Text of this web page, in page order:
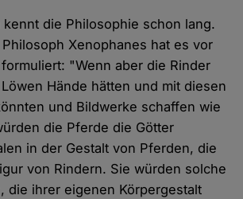
kennt die Philosophie schon lang.
Xenophanes hat es vor
"Wenn aber die Rinder
Hände hätten und mit diesen
und Bildwerke schaffen wie
die Pferde die Götter
in der Gestalt von Pferden, die
von Rindern. Sie würden solche
die ihrer eigenen Körpergestalt